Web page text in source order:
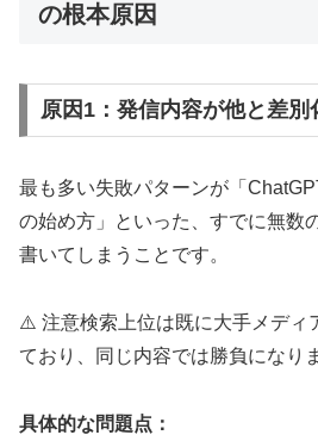
の根本原因
原因1：発信内容が他と差別
最も多い失敗パターンが「
の始め方」といった、すでに無数
書いてしまうことです。
⚠️ 注意検索上位は既に大手メディ
ており、同じ内容では勝負になり
具体的な問題点：